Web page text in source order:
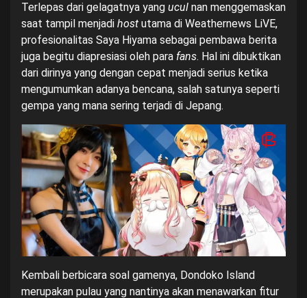
Terlepas dari gelagatnya yang ucul nan menggemaskan
saat tampil menjadi host utama di Weathernews LiVE,
profesionalitas Saya Hiyama sebagai pembawa berita
juga begitu diapresiasi oleh para fans. Hal ini dibuktikan
dari dirinya yang dengan cepat menjadi serius ketika
mengumumkan adanya bencana, salah satunya seperti
gempa yang mana sering terjadi di Jepang.
Kembali berbicara soal gamenya, Dondoko Island
merupakan pulau yang nantinya akan menawarkan fitur